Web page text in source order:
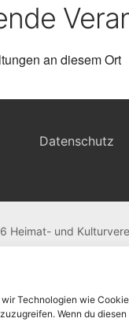
Technologien wie
Wenn du diesen
an diesem Ort
Datenschutz
Heimat- und